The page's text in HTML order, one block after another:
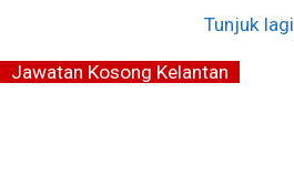
Tunjuk lagi
Jawatan Kosong Kelantan